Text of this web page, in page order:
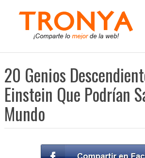
20 Genios
Einstein Que Podrían
Mundo